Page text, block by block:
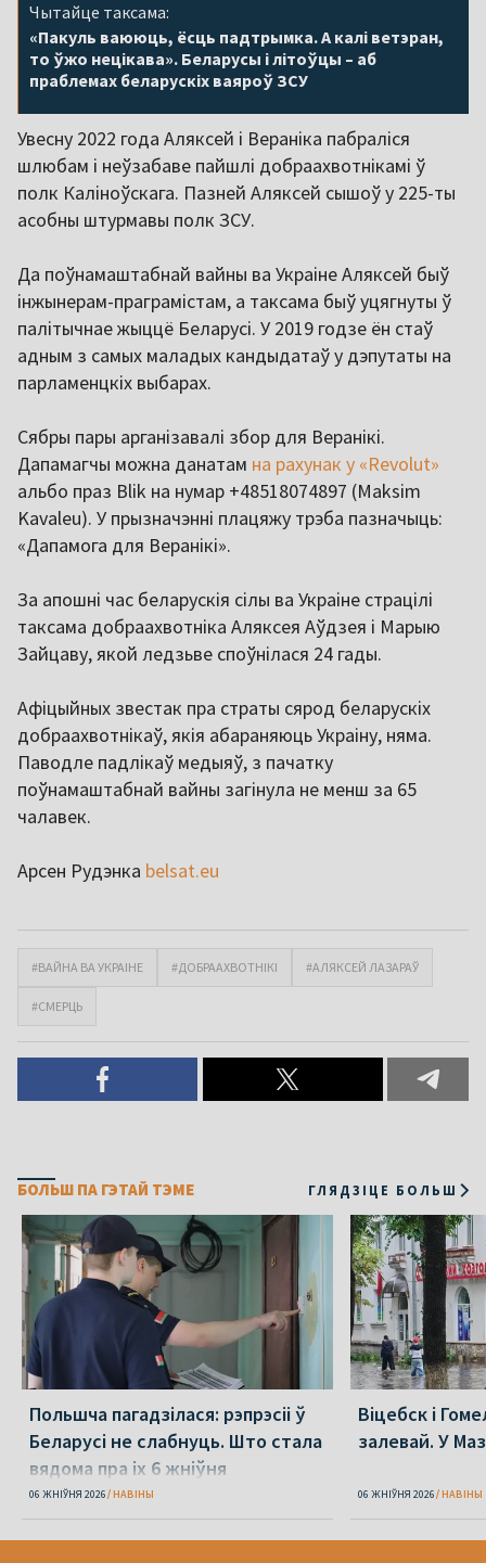
Чытайце таксама:
«Пакуль ваююць, ёсць падтрымка. А калі ветэран,
то ўжо нецікава». Беларусы і літоўцы – аб
праблемах беларускіх ваяроў ЗСУ
Увесну 2022 года Аляксей і Вераніка пабраліся
шлюбам і неўзабаве пайшлі добраахвотнікамі ў
полк Каліноўскага. Пазней Аляксей сышоў у 225-ты
асобны штурмавы полк ЗСУ.
Да поўнамаштабнай вайны ва Украіне Аляксей быў
інжынерам-праграмістам, а таксама быў уцягнуты ў
палітычнае жыццё Беларусі. У 2019 годзе ён стаў
адным з самых маладых кандыдатаў у дэпутаты на
парламенцкіх выбарах.
Сябры пары арганізавалі збор для Веранікі.
Дапамагчы можна данатам на рахунак у «Revolut»
альбо праз Blik на нумар +48518074897 (Maksim
Kavaleu). У прызначэнні плацяжу трэба пазначыць:
«Дапамога для Веранікі».
За апошні час беларускія сілы ва Украіне страцілі
таксама добраахвотніка Аляксея Аўдзея і Марыю
Зайцаву, якой ледзьве споўнілася 24 гады.
Афіцыйных звестак пра страты сярод беларускіх
добраахвотнікаў, якія абараняюць Украіну, няма.
Паводле падлікаў медыяў, з пачатку
поўнамаштабнай вайны загінула не менш за 65
чалавек.
Арсен Рудэнка belsat.eu
#ВАЙНА ВА УКРАІНЕ #ДОБРААХВОТНІКІ #АЛЯКСЕЙ ЛАЗАРАЎ
#СМЕРЦЬ
БОЛЬШ ПА ГЭТАЙ ТЭМЕ ГЛЯДЗІЦЕ БОЛЬШ
Польшча пагадзілася: рэпрэсіі ў
Беларусі не слабнуць. Што стала
вядома пра іх 6 жніўня
06 ЖНІЎНЯ 2026 НАВІНЫ
Віцебск і
залевай. У
06 ЖНІЎНЯ 2026 НАВІНЫ